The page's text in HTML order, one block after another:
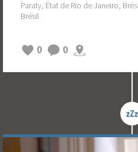
Paraty, État de Rio de Janeiro,
Brésil
0 0